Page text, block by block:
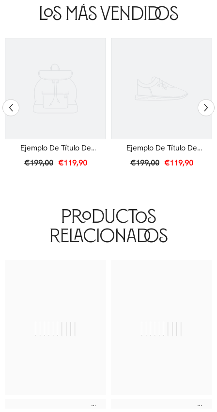
Los Más Vendidos
Ejemplo De Título De
Producto
€199,00 €119,90
Ejemplo De Título De
Producto
€199,00 €119,90
Productos
Relacionados
|||||||||| ||||||||||